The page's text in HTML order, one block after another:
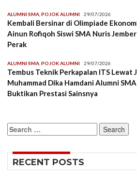
ALUMNI SMA POJOK ALUMNI 29/07/2026
Kembali Bersinar di Olimpiade
Ainun Rofiqoh Siswi SMA Nuris
Perak
ALUMNI SMA POJOK ALUMNI 29/07/2026
Tembus Teknik Perkapalan ITS Lewat
Muhammad Dika Hamdani Alumni
Buktikan Prestasi Sainsnya
Search
for:
RECENT POSTS